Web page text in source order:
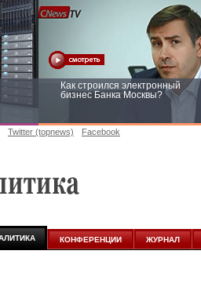
Как строился электронный
бизнес Банка Москвы?
Twitter (topnews) Facebook
КОНФЕРЕНЦИИ ЖУРНАЛ